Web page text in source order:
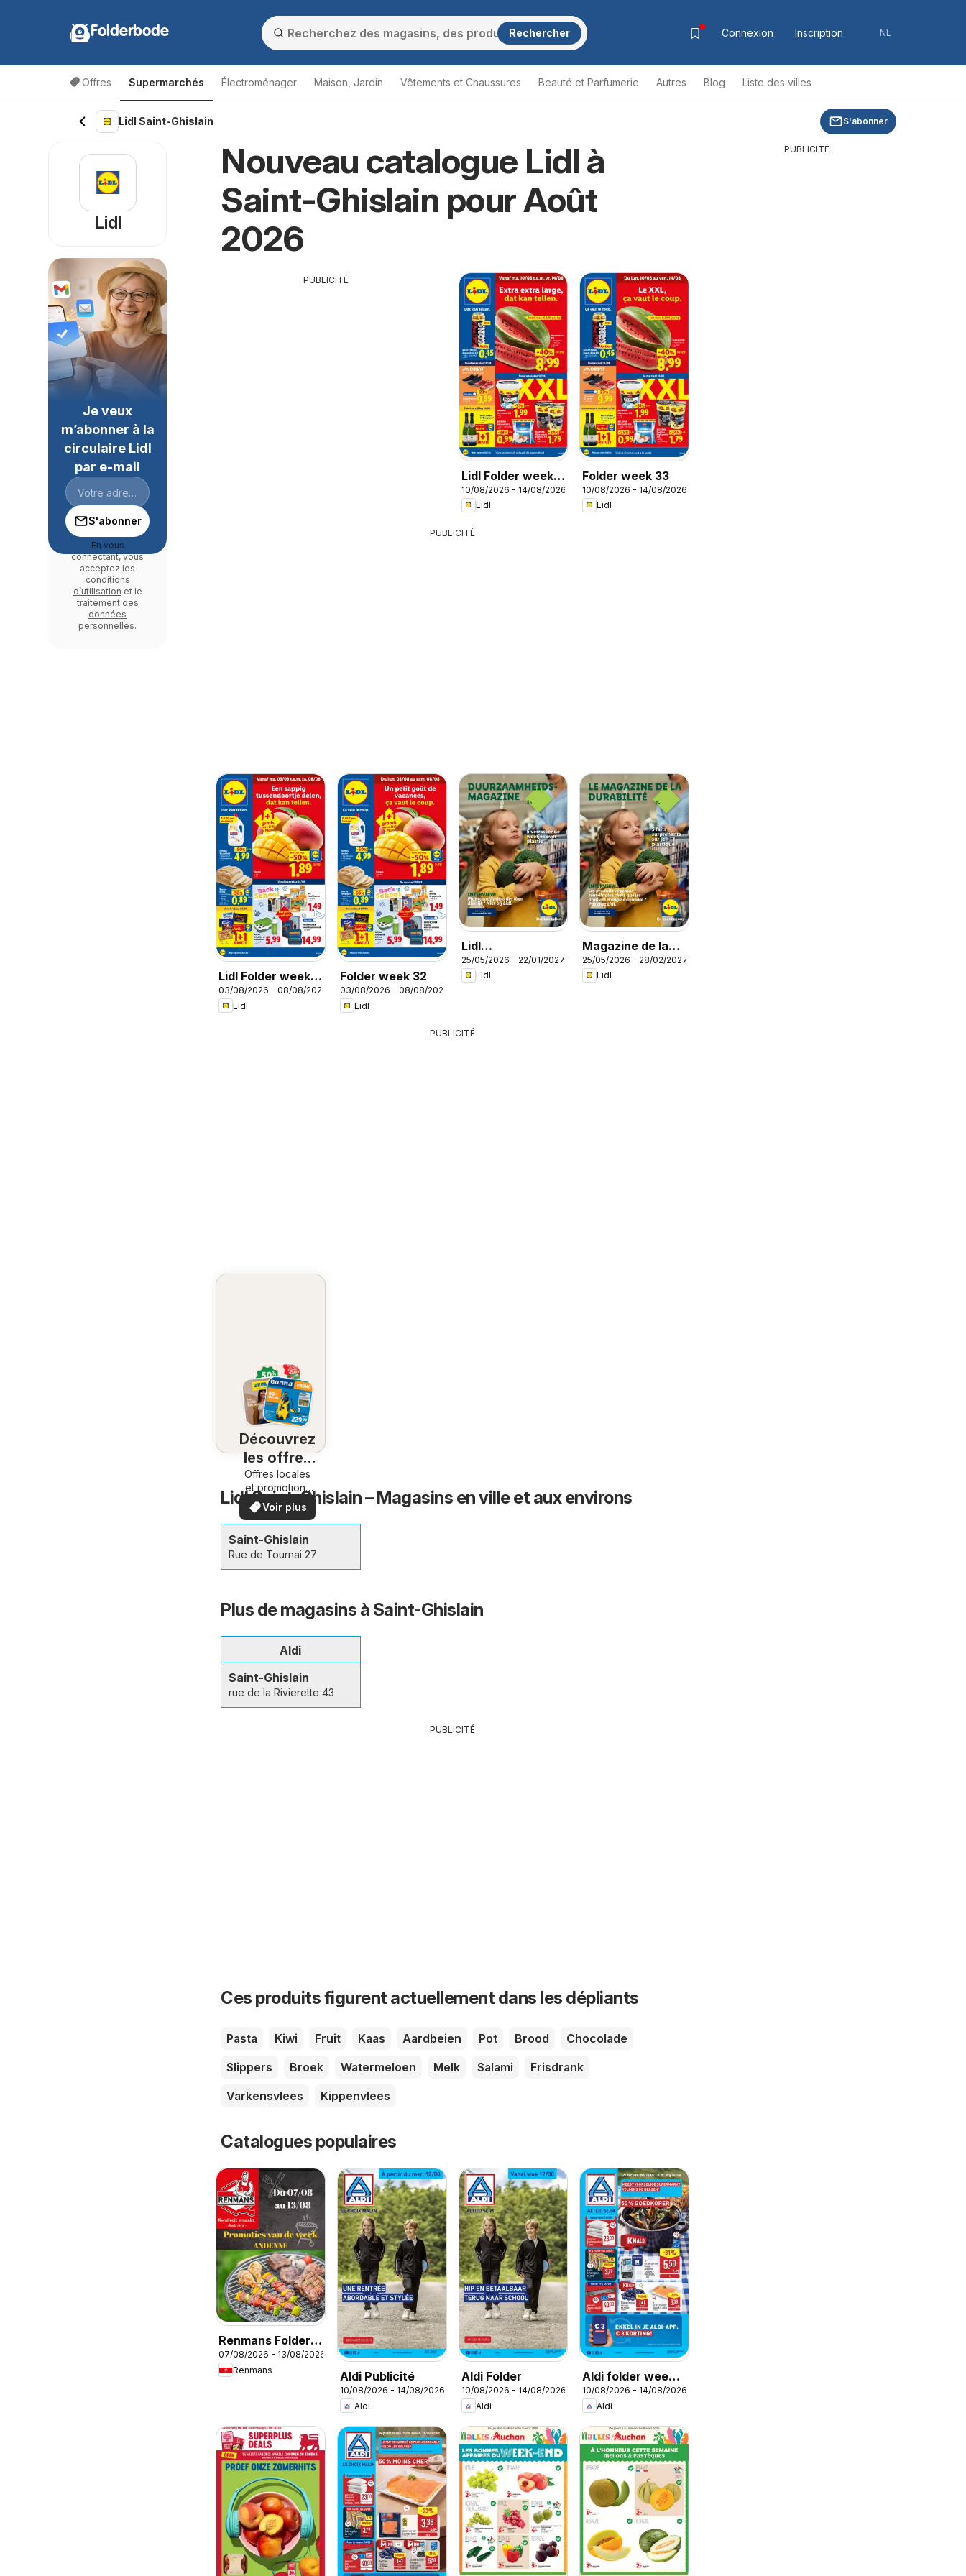
Folderbode Rechercher Connexion Inscription NL
Offres Supermarchés Électroménager Maison, Jardin Vêtements et Chaussures Beauté et Parfumerie Autres Blog Liste des villes
Lidl Saint-Ghislain S'abonner
Nouveau catalogue Lidl à
Saint-Ghislain pour Août
2026
PUBLICITÉ
Lidl Folder week
33
10/08/2026 - 14/08/2026
Lidl
Folder week 33
10/08/2026 - 14/08/2026
Lidl
PUBLICITÉ
Lidl Folder week
32
03/08/2026 - 08/08/2026
Lidl
Folder week 32
03/08/2026 - 08/08/2026
Lidl
Lidl
Duurzaamheidsmagazine
25/05/2026 - 22/01/2027
Lidl
Magazine de la
durabilité
25/05/2026 - 28/02/2027
Lidl
PUBLICITÉ
Découvrez
les offres
à
proximité
Offres locales
et promotions
spéciales.
Voir plus
Lidl Saint-Ghislain – Magasins en ville et aux environs
Saint-Ghislain
Rue de Tournai 27
Plus de magasins à Saint-Ghislain
Aldi
Saint-Ghislain
rue de la Rivierette 43
PUBLICITÉ
Ces produits figurent actuellement dans les dépliants
Pasta Kiwi Fruit Kaas Aardbeien Pot Brood
Chocolade
Slippers
Broek Watermeloen Melk Salami
Frisdrank
Varkensvlees
Kippenvlees
Catalogues populaires
Renmans Folder /
Publicité
07/08/2026 - 13/08/2026
Renmans
Aldi Publicité
10/08/2026 - 14/08/2026
Aldi
Aldi Folder
10/08/2026 - 14/08/2026
Aldi
Aldi folder week
33
10/08/2026 - 14/08/2026
Aldi
Lidl
Je veux
m’abonner à la
circulaire Lidl
par e-mail
S'abonner
En vous
connectant, vous
acceptez les
conditions
d’utilisation et le
traitement des
données
personnelles.
PUBLICITÉ